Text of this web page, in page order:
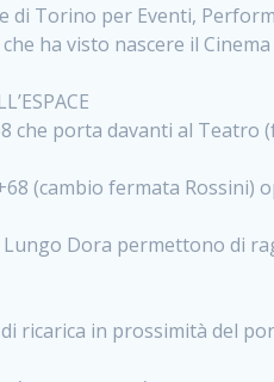
di Torino per Eventi,
ha visto nascere il
che porta davanti al Teatro
(cambio fermata
Lungo Dora permettono di
ricarica in prossimità del